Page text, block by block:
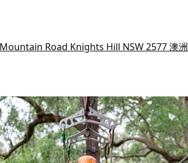
Road Knights Hill NSW 2577 澳洲